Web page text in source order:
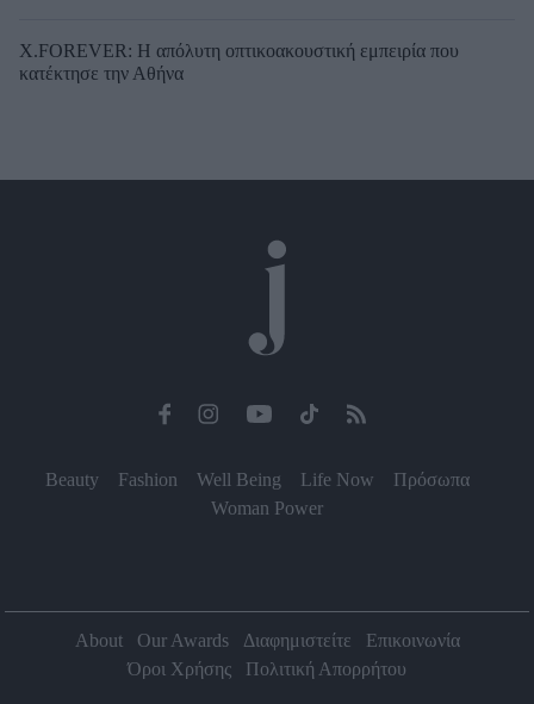
X.FOREVER: Η απόλυτη οπτικοακουστική εμπειρία που
κατέκτησε την Αθήνα
Beauty Fashion Well Being Life Now
Πρόσωπα
Woman Power
About Our Awards Διαφημιστείτε
Επικοινωνία
Όροι Χρήσης
Πολιτική Απορρήτου